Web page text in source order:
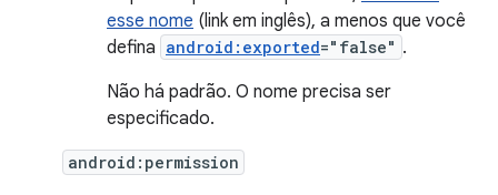
esse nome (link em inglês), a menos que você
defina android:exported="false" .
Não há padrão. O nome precisa ser
especificado.
android:permission